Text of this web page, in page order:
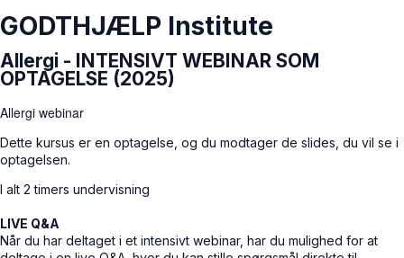
GODTHJÆLP Institute
Allergi - INTENSIVT WEBINAR SOM
OPTAGELSE (2025)
Allergi webinar
Dette kursus er en optagelse, og du modtager de slides, du vil se i
optagelsen.
I alt 2 timers undervisning
LIVE Q&A
Når du har deltaget i et intensivt webinar, har du mulighed for at